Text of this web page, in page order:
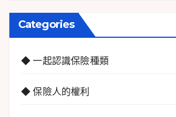
Categories
◆ 一起認識保險種類
◆ 保險人的權利